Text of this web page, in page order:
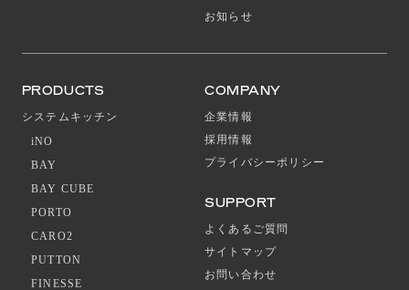
お知らせ
PRODUCTS
システムキッチン
iNO
BAY
BAY CUBE
PORTO
CARO2
PUTTON
FINESSE
COMPANY
企業情報
採用情報
プライバシーポリシー
SUPPORT
よくあるご質問
サイトマップ
お問い合わせ